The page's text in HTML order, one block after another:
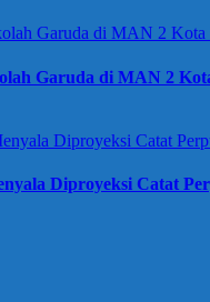
Garuda di MAN 2
Diproyeksi Catat